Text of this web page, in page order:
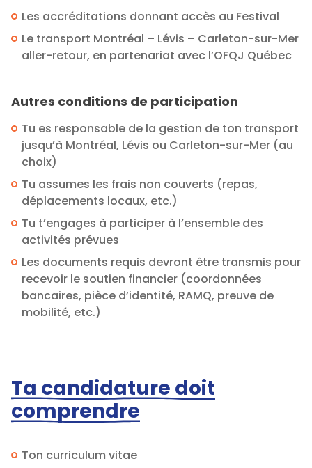
Les accréditations donnant accès au Festival
Le transport Montréal – Lévis – Carleton-sur-Mer
aller-retour, en partenariat avec l’OFQJ Québec
Autres conditions de participation
Tu es responsable de la gestion de ton transport
jusqu’à Montréal, Lévis ou Carleton-sur-Mer (au
choix)
Tu assumes les frais non couverts (repas,
déplacements locaux, etc.)
Tu t’engages à participer à l’ensemble des
activités prévues
Les documents requis devront être transmis pour
recevoir le soutien financier (coordonnées
bancaires, pièce d’identité, RAMQ, preuve de
mobilité, etc.)
Ta candidature doit
comprendre
Ton curriculum vitae